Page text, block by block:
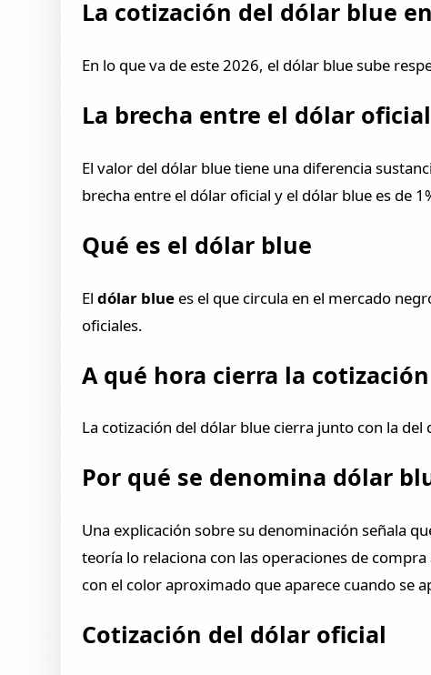
La cotización del dólar blue
En lo que va de este 2026, el dólar blue sube
La brecha entre el dólar
El valor del dólar blue tiene una diferencia
brecha entre el dólar oficial y el dólar blue es de
Qué es el dólar blue
Eldólar blue es el que circula en el mercado
oficiales.
A qué hora cierra la
La cotización del dólar blue cierra junto con la
Por qué se denomina dólar
Una explicación sobre su denominación señala
teoría lo relaciona con las operaciones de
con el color aproximado que aparece cuando se
Cotización del dólar oficial